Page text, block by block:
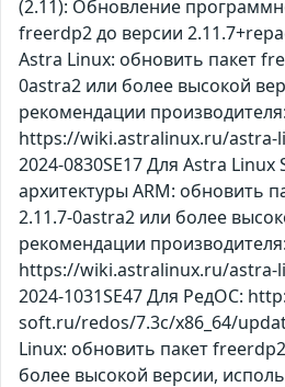
(2.11): Обновление
freerdp2 до версии
Astra Linux: обновить пакет
0astra2 или более высокой
рекомендации производителя:
https://wiki.astralinux.ru/astra-
2024-0830SE17 Для Astra Linux
архитектуры ARM: обновить
2.11.7-0astra2 или более
рекомендации производителя:
https://wiki.astralinux.ru/astra-
2024-1031SE47 Для РедОС:
soft.ru/redos/7.3c/x86_64/
Linux: обновить пакет
более высокой версии,